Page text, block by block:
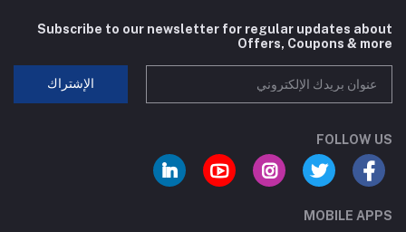
Subscribe to our newsletter for regular updates about
Offers, Coupons & more
الإشتراك
FOLLOW US
MOBILE APPS